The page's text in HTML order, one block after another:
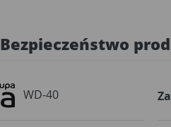
Bezpieczeństwo
WD-40